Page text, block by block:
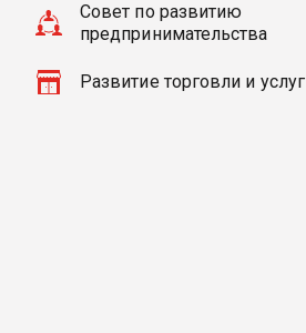
Совет по развитию
предпринимательства
Развитие торговли и услуг